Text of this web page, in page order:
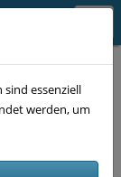
sind essenziell
werden, um